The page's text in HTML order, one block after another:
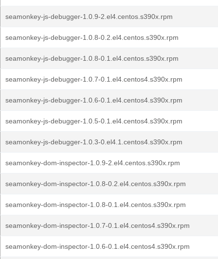
seamonkey-js-debugger-1.0.9-2.el4.centos.s390x.rpm
seamonkey-js-debugger-1.0.8-0.2.el4.centos.s390x.rpm
seamonkey-js-debugger-1.0.8-0.1.el4.centos.s390x.rpm
seamonkey-js-debugger-1.0.7-0.1.el4.centos4.s390x.rpm
seamonkey-js-debugger-1.0.6-0.1.el4.centos4.s390x.rpm
seamonkey-js-debugger-1.0.5-0.1.el4.centos4.s390x.rpm
seamonkey-js-debugger-1.0.3-0.el4.1.centos4.s390x.rpm
seamonkey-dom-inspector-1.0.9-2.el4.centos.s390x.rpm
seamonkey-dom-inspector-1.0.8-0.2.el4.centos.s390x.rpm
seamonkey-dom-inspector-1.0.8-0.1.el4.centos.s390x.rpm
seamonkey-dom-inspector-1.0.7-0.1.el4.centos4.s390x.rpm
seamonkey-dom-inspector-1.0.6-0.1.el4.centos4.s390x.rpm